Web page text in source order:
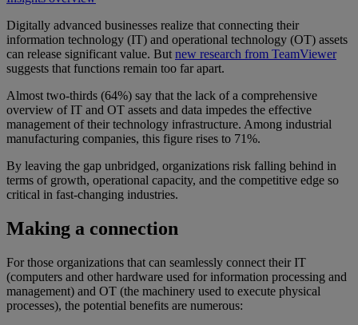
Digitally advanced businesses realize that connecting their
information technology (IT) and operational technology (OT) assets
can release significant value. Butnew research from TeamViewer
suggests that functions remain too far apart.
Almost two-thirds (64%) say that the lack of a comprehensive
overview of IT and OT assets and data impedes the effective
management of their technology infrastructure. Among industrial
manufacturing companies, this figure rises to 71%.
By leaving the gap unbridged, organizations risk falling behind in
terms of growth, operational capacity, and the competitive edge so
critical in fast-changing industries.
Making a connection
For those organizations that can seamlessly connect their IT
(computers and other hardware used for information processing and
management) and OT (the machinery used to execute physical
processes), the potential benefits are numerous: